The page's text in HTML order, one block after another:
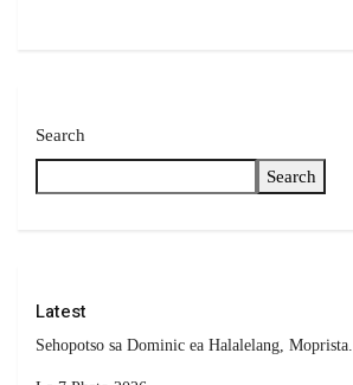
Search
Search
Latest
Sehopotso sa Dominic ea Halalelang, Moprista.